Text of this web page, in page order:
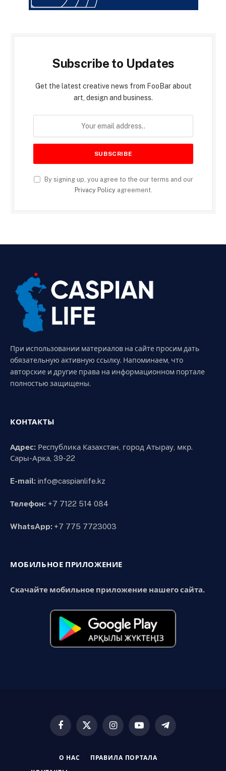
Subscribe to Updates
Get the latest creative news from FooBar about
art, design and business.
By signing up, you agree to the our terms and our
Privacy Policyagreement.
При использовании материалов на сайте просим дать
обязательную активную ссылку. Напоминаем, что
авторские и другие права на информационном портале
полностью защищены.
КОНТАКТЫ
Адрес: Республика Казахстан, город Атырау, мкр.
Сары-Арка, 39-22
E-mail: info@caspianlife.kz
Телефон: +7 7122 514 084
WhatsApp: +7 775 7723003
МОБИЛЬНОЕ ПРИЛОЖЕНИЕ
Скачайте мобильное приложение нашего сайта.
Facebook
X
InstagramYouTubeTelegram
О НАС ПРАВИЛА ПОРТАЛА